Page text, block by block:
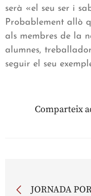
serà «el seu ser i
Probablement allò
als membres de la
alumnes,
seguir el seu
Comparteix
JORNADA